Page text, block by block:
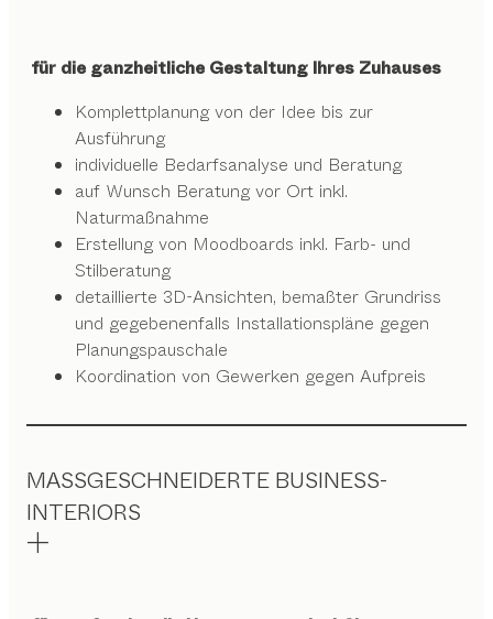
für die ganzheitliche Gestaltung Ihres Zuhauses
Komplettplanung von der Idee bis zur
Ausführung
individuelle Bedarfsanalyse und Beratung
auf Wunsch Beratung vor Ort inkl.
Naturmaßnahme
Erstellung von Moodboards inkl. Farb- und
Stilberatung
detaillierte 3D-Ansichten, bemaßter Grundriss
und gegebenenfalls Installationspläne gegen
Planungspauschale
Koordination von Gewerken gegen Aufpreis
MASSGESCHNEIDERTE BUSINESS-
INTERIORS